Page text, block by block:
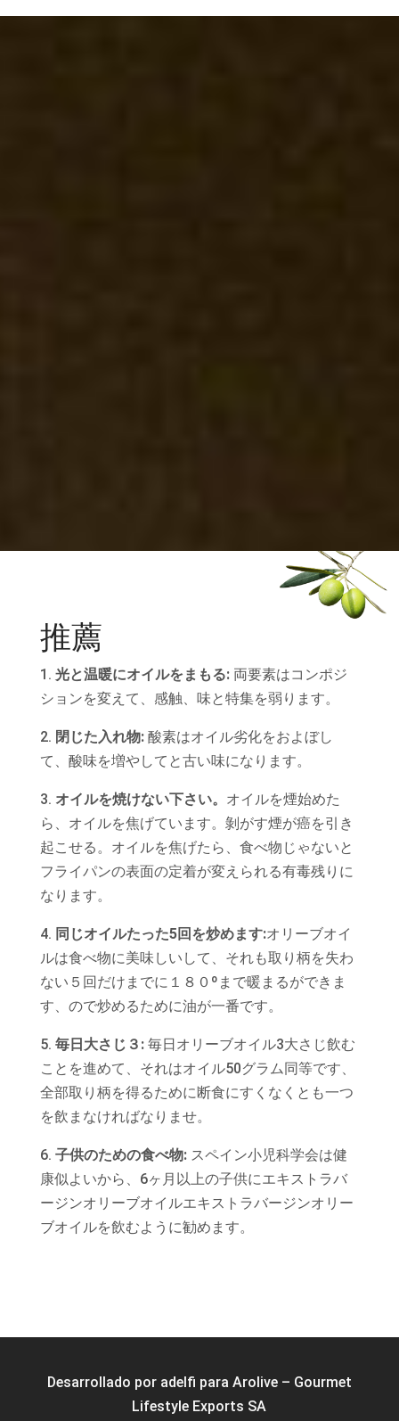
推薦
1. 光と温暖にオイルをまもる: 両要素はコンポジ
ションを変えて、感触、味と特集を弱ります。
2. 閉じた入れ物: 酸素はオイル劣化をおよぼし
て、酸味を増やしてと古い味になります。
3. オイルを焼けない下さい。 オイルを煙始めた
ら、オイルを焦げています。剝がす煙が癌を引き
起こせる。オイルを焦げたら、食べ物じゃないと
フライパンの表面の定着が変えられる有毒残りに
なります。
4. 同じオイルたった5回を炒めます:オリーブオイ
ルは食べ物に美味しいして、それも取り柄を失わ
ない５回だけまでに１８０ºまで暖まるができま
す、ので炒めるために油が一番です。
5. 毎日大さじ３: 毎日オリーブオイル3大さじ飲む
ことを進めて、それはオイル50グラム同等です、
全部取り柄を得るために断食にすくなくとも一つ
を飲まなければなりませ。
6. 子供のための食べ物: スペイン小児科学会は健
康似よいから、6ヶ月以上の子供にエキストラバ
ージンオリーブオイルエキストラバージンオリー
ブオイルを飲むように勧めます。
Desarrollado por adelfi para Arolive – Gourmet
Lifestyle Exports SA